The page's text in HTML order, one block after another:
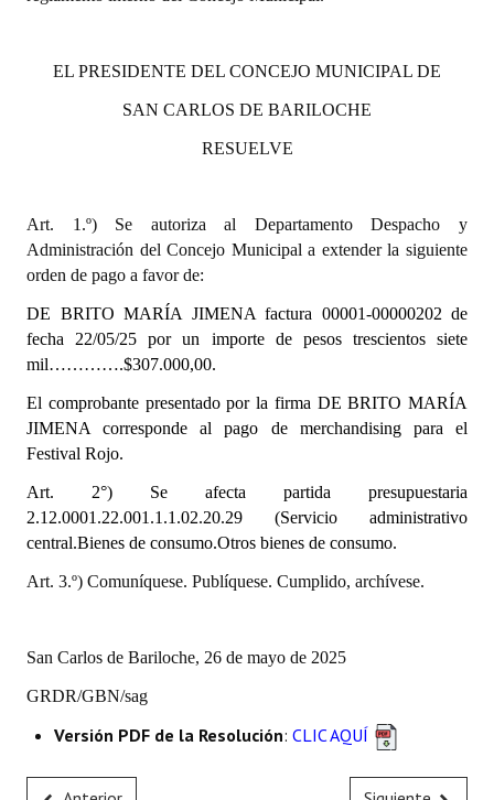
Resoluciones
Resoluciones de Presidencia
INSTITUCIONAL
Antiguos Pobladores
Noticias Destacadas
Registros y Distinciones
Datos Históricos
Premio al Mérito - Registro
Audiencias Públicas - Registro
Periodistas Decanos - Registro
Ciudadano Ilustre - Registro
Banca del Vecino - Registro
EL PRESIDENTE DEL CONCEJO MUNICIPAL DE
SAN CARLOS DE BARILOCHE
RESUELVE
Art. 1.º) Se autoriza al Departamento Despacho y
Administración del Concejo Municipal a extender la siguiente
orden de pago a favor de:
DE BRITO MARÍA JIMENA factura 00001-00000202 de
fecha 22/05/25
por un importe de pesos trescientos siete
mil………….$307.000,00.
El comprobante presentado por la firma DE BRITO MARÍA
JIMENA corresponde al pago de merchandising para el
Festival Rojo.
Art. 2°) Se afecta partida presupuestaria
2.12.0001.22.001.1.1.02.20.29 (Servicio administrativo
central.Bienes de consumo.Otros bienes de consumo.
Art. 3.º) Comuníquese. Publíquese. Cumplido, archívese.
San Carlos de Bariloche, 26 de mayo de 2025
GRDR/GBN/sag
Versión PDF de la Resolución: CLIC AQUÍ